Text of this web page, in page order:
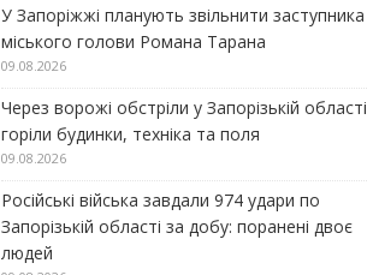
У Запоріжжі планують звільнити заступника
міського голови Романа Тарана
09.08.2026
Через ворожі обстріли у Запорізькій області
горіли будинки, техніка та поля
09.08.2026
Російські війська завдали 974 удари по
Запорізькій області за добу: поранені двоє
людей